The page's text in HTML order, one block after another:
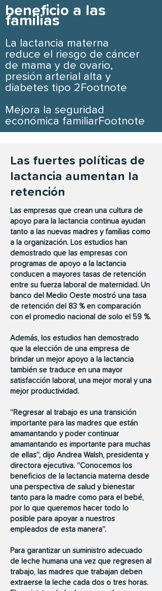
beneficio a las
familias
La lactancia materna
reduce el riesgo de cáncer
de mama y de ovario,
presión arterial alta y
diabetes tipo 2Footnote
Mejora la seguridad
económica familiarFootnote
Las fuertes políticas de
lactancia aumentan la
retención
Las empresas que crean una cultura de
apoyo para la lactancia continua ayudan
tanto a las nuevas madres y familias como
a la organización. Los estudios han
demostrado que las empresas con
programas de apoyo a la lactancia
conducen a mayores tasas de retención
entre su fuerza laboral de maternidad. Un
banco del Medio Oeste mostró una tasa
de retención del 83 % en comparación
con el promedio nacional de solo el 59 %.
Además, los estudios han demostrado
que la elección de una empresa de
brindar un mejor apoyo a la lactancia
también se traduce en una mayor
satisfacción laboral, una mejor moral y una
mejor productividad.
“Regresar al trabajo es una transición
importante para las madres que están
amamantando y poder continuar
amamantando es importante para muchas
de ellas”, dijo Andrea Walsh, presidenta y
directora ejecutiva. “Conocemos los
beneficios de la lactancia materna desde
una perspectiva de salud y bienestar
tanto para la madre como para el bebé,
por lo que queremos hacer todo lo
posible para apoyar a nuestros
empleados de esta manera”.
Para garantizar un suministro adecuado
de leche humana una vez que regresen al
trabajo, las madres que trabajan deben
extraerse la leche cada dos o tres horas.